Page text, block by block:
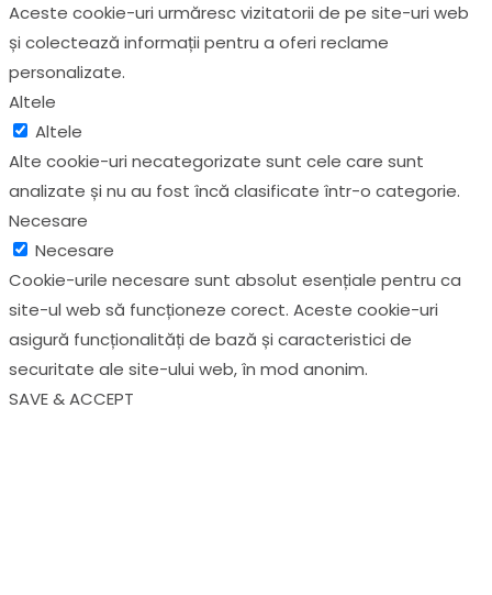
Aceste cookie-uri urmăresc vizitatorii de pe site-uri web
și colectează informații pentru a oferi reclame
personalizate.
Altele
Altele
Alte cookie-uri necategorizate sunt cele care sunt
analizate și nu au fost încă clasificate într-o categorie.
Necesare
Necesare
Cookie-urile necesare sunt absolut esențiale pentru ca
site-ul web să funcționeze corect. Aceste cookie-uri
asigură funcționalități de bază și caracteristici de
securitate ale site-ului web, în ​​mod anonim.
SAVE & ACCEPT